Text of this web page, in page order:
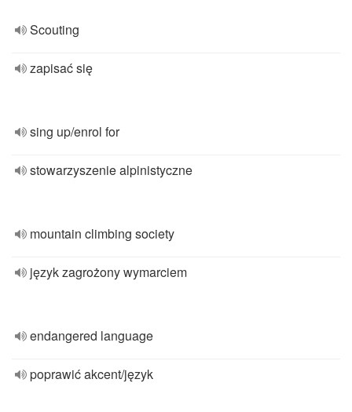
Scouting
zapisać się
sing up/enrol for
stowarzyszenie alpinistyczne
mountain climbing society
język zagrożony wymarciem
endangered language
poprawić akcent/język